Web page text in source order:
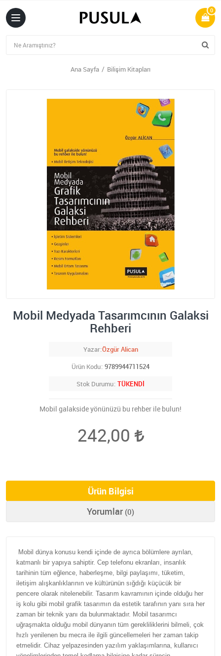
0
Ana Sayfa Bilişim Kitapları
Mobil Medyada Tasarımcının Galaksi
Rehberi
Yazar Özgür Alican
Ürün Kodu 9789944711524
Stok Durumu TÜKENDİ
Mobil galakside yönünüzü bu rehber ile bulun!
242,00
Ürün Bilgisi
Yorumlar (0)
Mobil dünya konusu kendi içinde de ayrıca bölümlere ayrılan,
katmanlı bir yapıya sahiptir. Cep telefonu ekranları, insanlık
tarihinin tüm eğlence, haberleşme, bilgi paylaşımı, tüketim,
iletişim alışkanlıklarının ve kültürünün sığdığı küçücük bir
pencere olarak nitelenebilir. Tasarım kavramının içinde olduğu her
iş kolu gibi mobil grafik tasarımın da estetik tarafının yanı sıra her
zaman bir teknik yanı da bulunmaktadır. Mobil tasarımcı
uğraşmakta olduğu mobil dünyanın tüm gerekliliklerini bilmeli, çok
hızlı yenilenen bu mecra ile ilgili güncellemeleri her zaman takip
etmelidir. Cihaz yelpazesinden yazılım yaklaşımlarına, kullanıcı